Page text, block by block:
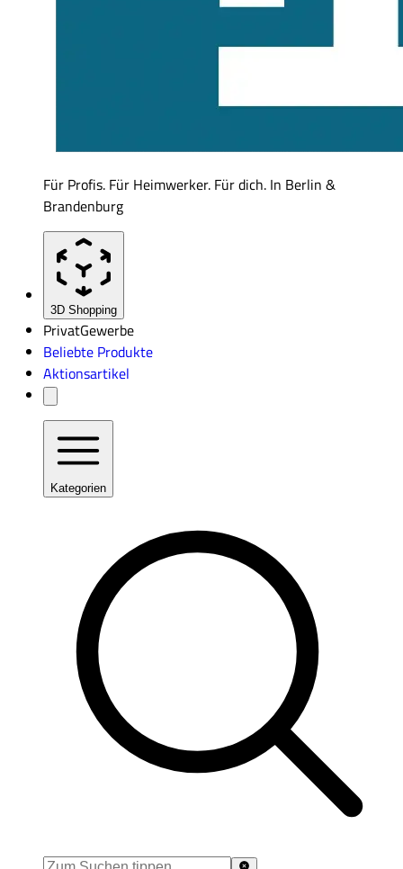
Für Profis. Für Heimwerker. Für dich. In Berlin &
Brandenburg
3D Shopping
PrivatGewerbe
Beliebte Produkte
Aktionsartikel
Kategorien